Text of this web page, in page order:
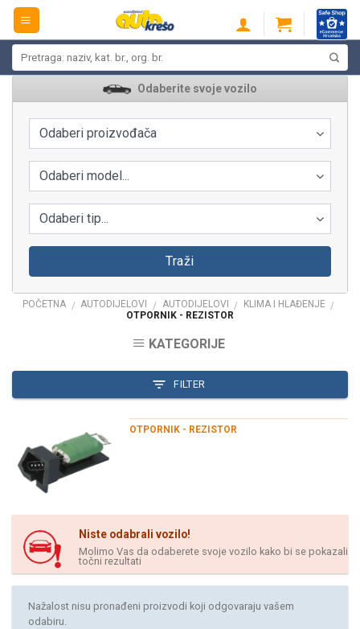
Skip
content
Odaberite svoje vozilo
Odaberi proizvođača
Odaberi model...
Odaberi tip...
Traži
POČETNA / AUTODIJELOVI / AUTODIJELOVI / KLIMA I HLAĐENJE /
OTPORNIK - REZISTOR
KATEGORIJE
FILTER
OTPORNIK - REZISTOR
Niste odabrali vozilo!
Molimo Vas da odaberete svoje vozilo kako bi se pokazali
točni rezultati
Nažalost nisu pronađeni proizvodi koji odgovaraju vašem
odabiru.